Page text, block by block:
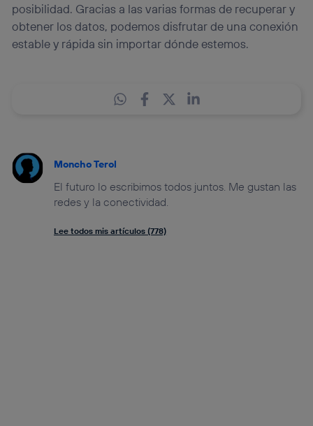
posibilidad. Gracias a las varias formas de recuperar y
obtener los datos, podemos disfrutar de una conexión
estable y rápida sin importar dónde estemos.
Moncho Terol
El futuro lo escribimos todos juntos. Me gustan las
redes y la conectividad.
Lee todos mis artículos (778)